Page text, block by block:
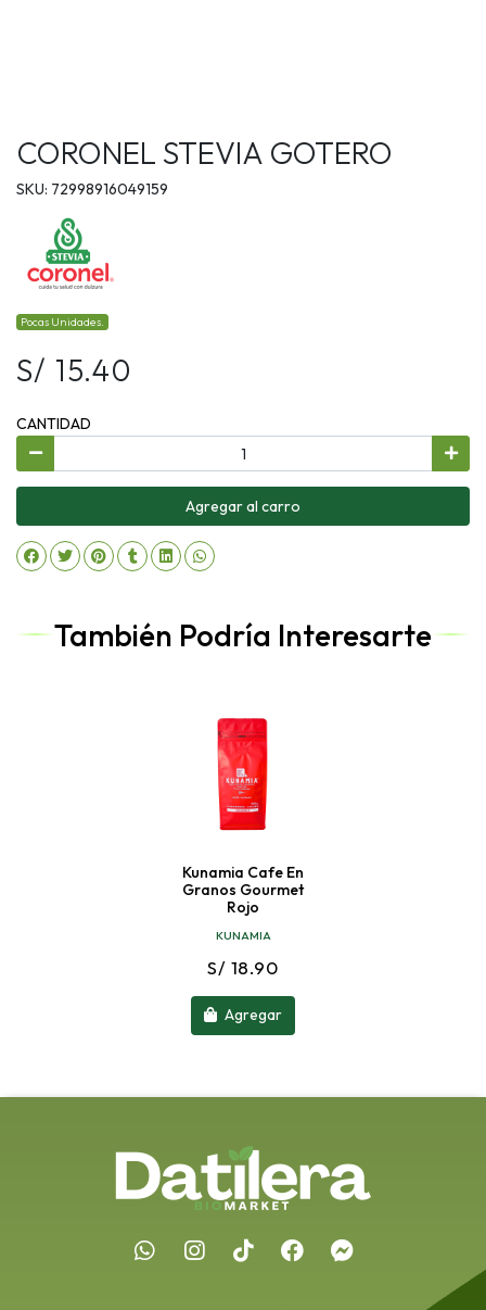
CORONEL STEVIA GOTERO
SKU: 72998916049159
Pocas Unidades.
S/ 15.40
CANTIDAD
Agregar al carro
También Podría Interesarte
Kunamia Cafe En
Granos Gourmet
Rojo
KUNAMIA
S/ 18.90
Agregar